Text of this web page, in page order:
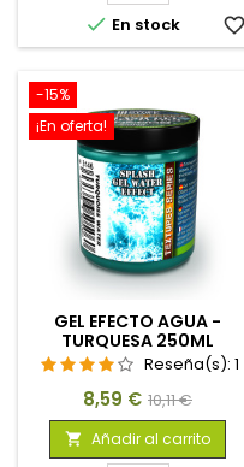
 En stock favorite_border
-15%
¡En oferta!
GEL EFECTO AGUA -
TURQUESA 250ML
Reseña(s): 1
Precio
8,59 € Precio
base
10,11 €
 Añadir al carrito